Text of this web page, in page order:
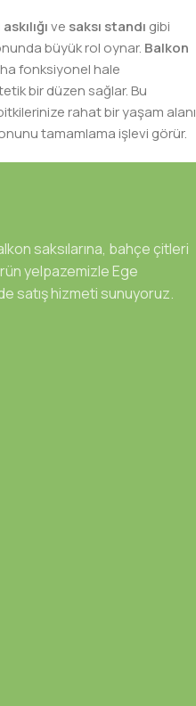
ve saksı standı gibi
büyük rol oynar. Balkon
fonksiyonel hale
bir düzen sağlar. Bu
rahat bir yaşam alanı
tamamlama işlevi görür.
saksılarına, bahçe çitleri
yelpazemizle Ege
satış hizmeti sunuyoruz.